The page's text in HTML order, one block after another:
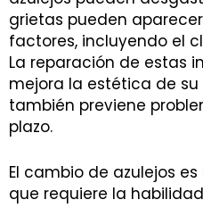
grietas pueden
factores, incluyendo el
La reparación de estas
mejora la estética de su
también previene
plazo.
El cambio de azulejos
que requiere la